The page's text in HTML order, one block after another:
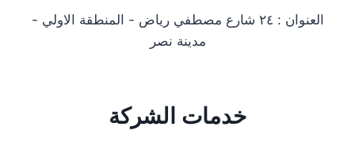
العنوان : ٢٤ شارع مصطفي رياض - المنطقة الاولي -
مدينة نصر
خدمات الشركة